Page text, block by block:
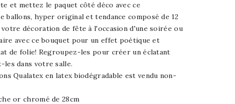
et mettez le paquet côté déco avec ce
ballons, hyper original et tendance composé de 12
décoration de fête à l'occasion d'une soirée ou
avec ce bouquet pour un effet poétique et
de folie! Regroupez-les pour créer un éclatant
les dans votre salle.
Qualatex en latex biodégradable est vendu non-
ficelle.
or chromé de 28cm